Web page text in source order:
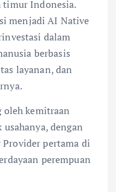
timur Indonesia.
menjadi AI Native
dalam
berbasis
layanan, dan
kemitraan
dengan
pertama di
perempuan